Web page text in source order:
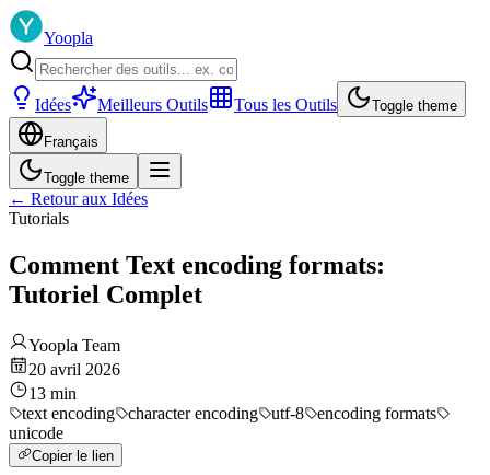
Yoopla
Idées Meilleurs Outils Tous les Outils Toggle theme
Français
Toggle theme
← Retour aux Idées
Tutorials
Comment Text encoding formats:
Tutoriel Complet
Yoopla Team
20 avril 2026
13 min
text encoding
character encoding utf-8
encoding formats
unicode
Copier le lien